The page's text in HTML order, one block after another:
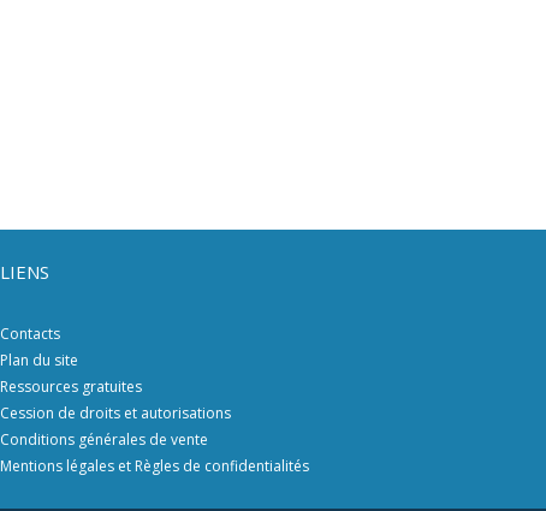
LIENS
Contacts
Plan du site
Ressources gratuites
Cession de droits et autorisations
Conditions générales de vente
Mentions légales et Règles de confidentialités